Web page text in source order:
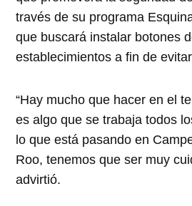
través de su programa
que buscará instalar botones
establecimientos a fin de
“Hay mucho que hacer en el
es algo que se trabaja todos
lo que está pasando en
Roo, tenemos que ser muy
advirtió.